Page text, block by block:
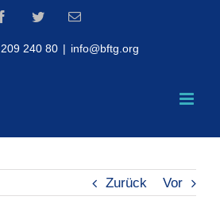
FacebookTwitterEmail
240 80 | info@bftg.org
Zurück Vor